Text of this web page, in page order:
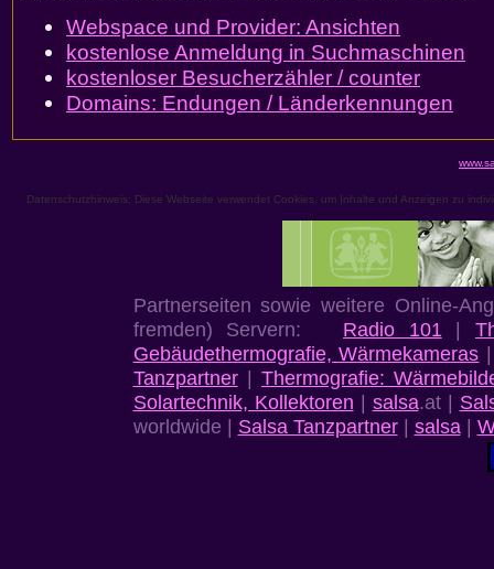
Webspace und Provider: Ansichten
kostenlose Anmeldung in Suchmaschinen
kostenloser Besucherzähler / counter
Domains: Endungen / Länderkennungen
Datenschutzhinweis: Diese Webseite verwendet Cookies, um Inhalte und Anzeigen zu
Partnerseiten sowie weitere Online-
fremden) Servern: Radio 101 |
Gebäudethermografie, Wärmekameras
Tanzpartner| Thermografie:
Solartechnik, Kollektoren | salsa.at |
worldwide | Salsa Tanzpartner| salsa |